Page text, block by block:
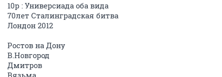
10р : Универсиада оба вида
70лет Сталинградская битва
Лондон 2012
Ростов на Дону
В.Новгород
Дмитров